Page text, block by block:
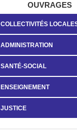
OUVRAGES
COLLECTIVITÉS
ADMINISTRATION
SANTÉ-SOCIAL
ENSEIGNEMENT
JUSTICE